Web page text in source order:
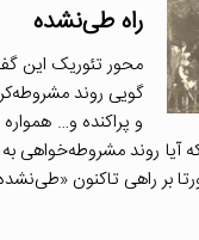
راه طی‌نشده
محور تئوریک این
گویی روند
و پراکنده و…
آیا روند مشروطه‌خواهی
بر راهی تاکنون